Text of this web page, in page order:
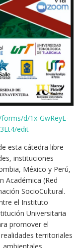
d/1x-GwReyL-
edit
esta cátedra libre
instituciones
México y Perú,
Académica (Red
SocioCultural.
el Instituto
Universitaria
promover el
territoriales
ambientales,